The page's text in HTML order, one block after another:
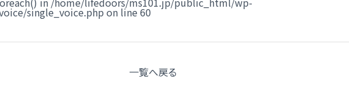
single_voice.php on line 60
一覧へ戻る